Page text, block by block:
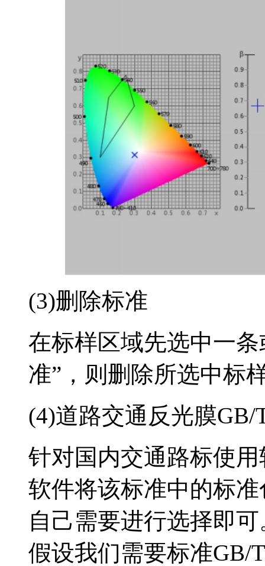
(3)删除标准
在标样区域先选中一
准”，则删除所选中标
(4)道路交通反光膜GB/
针对国内交通路标使用
软件将该标准中的标
自己需要进行选择即可
假设我们需要标准GB/